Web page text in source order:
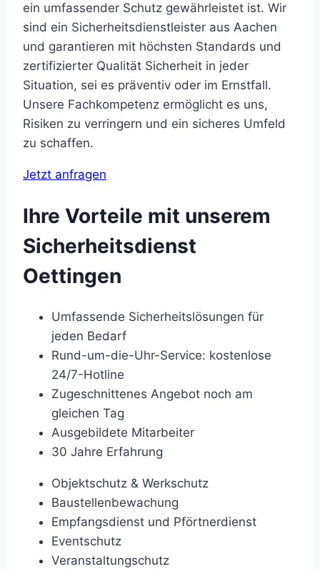
ein umfassender Schutz gewährleistet ist. Wir
sind ein Sicherheitsdienstleister aus Aachen
und garantieren mit höchsten Standards und
zertifizierter Qualität Sicherheit in jeder
Situation, sei es präventiv oder im Ernstfall.
Unsere Fachkompetenz ermöglicht es uns,
Risiken zu verringern und ein sicheres Umfeld
zu schaffen.
Jetzt anfragen
Ihre Vorteile mit unserem
Sicherheitsdienst
Oettingen
Umfassende Sicherheitslösungen für
jeden Bedarf
Rund-um-die-Uhr-Service: kostenlose
24/7-Hotline
Zugeschnittenes Angebot noch am
gleichen Tag
Ausgebildete Mitarbeiter
30 Jahre Erfahrung
Objektschutz & Werkschutz
Baustellenbewachung
Empfangsdienst und Pförtnerdienst
Eventschutz
Veranstaltungschutz